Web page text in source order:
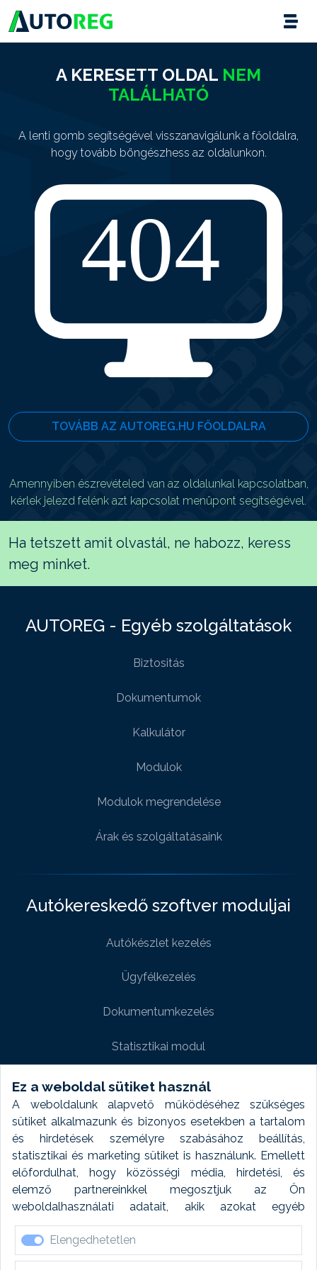
Ez a weboldal sütiket használ
A weboldalunk alapvető működéséhez szükséges
sütiket alkalmazunk és bizonyos esetekben a tartalom
és hirdetések személyre szabásához beállítás,
statisztikai és marketing sütiket is használunk. Emellett
előfordulhat, hogy közösségi média, hirdetési, és
elemző partnereinkkel megosztjuk az Ön
weboldalhasználati adatait, akik azokat egyéb
forrásokból gyűjtött adatokkal kombinálhatják. A sütik
elfogadásával kapcsolatosan naplózást végzünk és
ezen adatokat 6 hónap után automatikusan töröljük. A
Elengedhetetlen
A KERESETT OLDAL NEM
TALÁLHATÓ
A lenti gomb segítségével visszanavigálunk a főoldalra,
hogy tovább böngészhess az oldalunkon.
TOVÁBB AZ AUTOREG.HU FŐOLDALRA
Amennyiben észrevételed van az oldalunkal kapcsolatban,
kérlek jelezd felénk azt kapcsolat menüpont segítségével.
Ha tetszett amit olvastál, ne habozz, keress
meg minket.
AUTOREG - Egyéb szolgáltatások
Biztositás
Dokumentumok
Kalkulátor
Modulok
Modulok megrendelése
Árak és szolgáltatásaink
Autókereskedő szoftver moduljai
Autókészlet kezelés
Ügyfélkezelés
Dokumentumkezelés
Statisztikai modul
Weboldal modul
Fényképtár extra modul
Autómosó modul
Feladatütemezés